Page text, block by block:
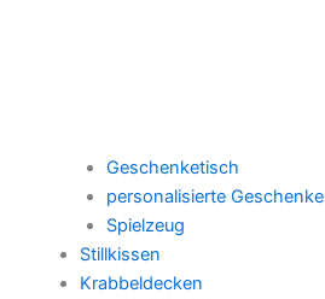
Geschenketisch
personalisierte Geschenke
Spielzeug
Stillkissen
Krabbeldecken